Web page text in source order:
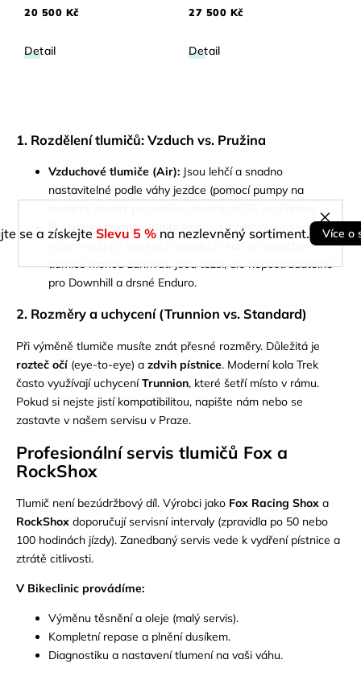
se a získejte Slevu 5 % na nezlevněný sortiment. Více o
20 500 Kč
Detail
27 500 Kč
Detail
1. Rozdělení tlumičů: Vzduch vs. Pružina
Vzduchové tlumiče (Air): Jsou lehčí a snadno
nastavitelné podle váhy jezdce (pomocí pumpy na
Pružinové tlumiče (Coil):
Nabízejí maximální citlivost a
stálý chod i při dlouhých sjezdech, kde se vzduchové
tlumiče mohou zahřívat. Jsou těžší, ale nepostradatelné
pro Downhill a drsné Enduro.
2. Rozměry a uchycení (Trunnion vs. Standard)
Při výměně tlumiče musíte znát přesné rozměry. Důležitá je
rozteč očí(eye-to-eye) a zdvih pístnice. Moderní kola Trek
často využívají uchyceníTrunnion, které šetří místo v rámu.
Pokud si nejste jistí kompatibilitou, napište nám nebo se
zastavte v našem servisu v Praze.
Profesionální servis tlumičů Fox a
RockShox
Tlumič není bezúdržbový díl. Výrobci jako Fox Racing Shox a
RockShox doporučují servisní intervaly (zpravidla po 50 nebo
100 hodinách jízdy). Zanedbaný servis vede k vydření pístnice a
ztrátě citlivosti.
V Bikeclinic provádíme:
Výměnu těsnění a oleje (malý servis).
Kompletní repase a plnění dusíkem.
Diagnostiku a nastavení tlumení na vaši váhu.